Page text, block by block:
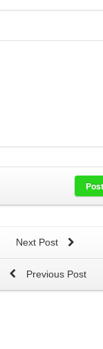
Next Post
Previous Post